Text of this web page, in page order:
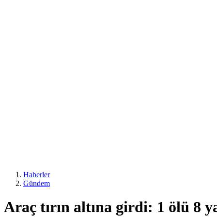
Haberler
Gündem
Araç tırın altına girdi: 1 ölü 8